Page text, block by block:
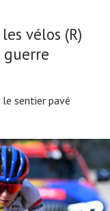
vélos (R)
le sentier pavé